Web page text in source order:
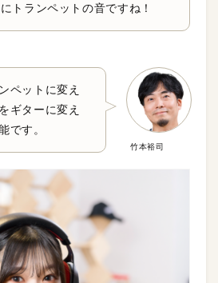
トランペットの音ですね！
竹本裕司
ペットに変え
ギターに変え
です。